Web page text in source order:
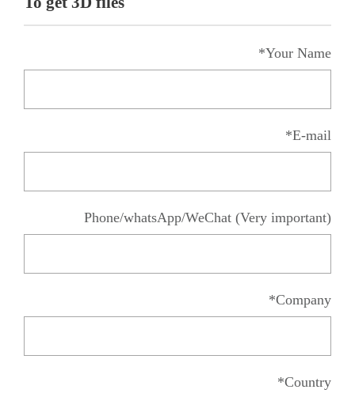
Your Name*
E-mail*
Phone/whatsApp/WeChat (Very important)
Company*
Country*